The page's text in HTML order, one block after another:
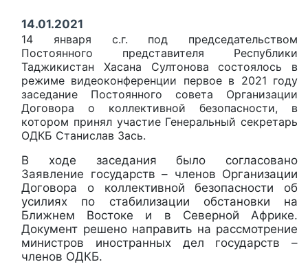
14.01.2021
14 января с.г. под председательством
Постоянного представителя Республики
Таджикистан Хасана Султонова состоялось в
режиме видеоконференции первое в 2021 году
заседание Постоянного совета Организации
Договора о коллективной безопасности, в
котором принял участие Генеральный секретарь
ОДКБ Станислав Зась.
В ходе заседания было согласовано
Заявление государств – членов Организации
Договора о коллективной безопасности об
усилиях по стабилизации обстановки на
Ближнем Востоке и в Северной Африке.
Документ решено направить на рассмотрение
министров иностранных дел государств –
членов ОДКБ.